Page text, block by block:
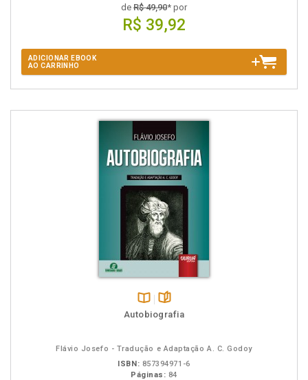
de R$ 49,90* por
R$ 39,92
ADICIONAR EBOOK
AO CARRINHO
Disponível
páginas
Autobiografia
Flávio Josefo - Tradução e Adaptação A. C. Godoy
ISBN: 857394971-6
Páginas: 84